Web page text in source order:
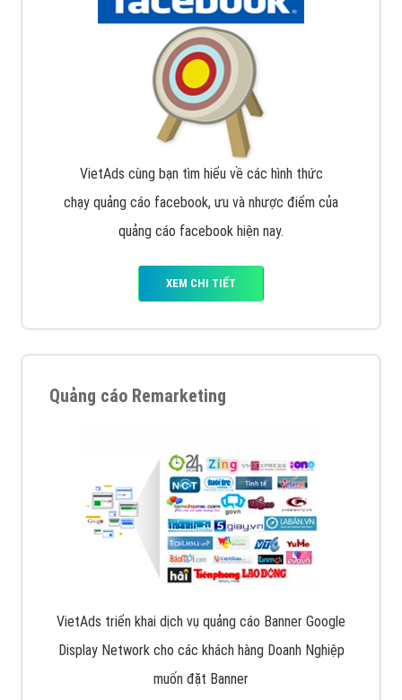
VietAds cùng bạn tìm hiểu về các hình thức
chạy quảng cáo facebook, ưu và nhược điểm của
quảng cáo facebook hiện nay.
XEM CHI TIẾT
Quảng cáo Remarketing
VietAds triển khai dịch vụ quảng cáo Banner Google
Display Network cho các khách hàng Doanh Nghiệp
muốn đặt Banner